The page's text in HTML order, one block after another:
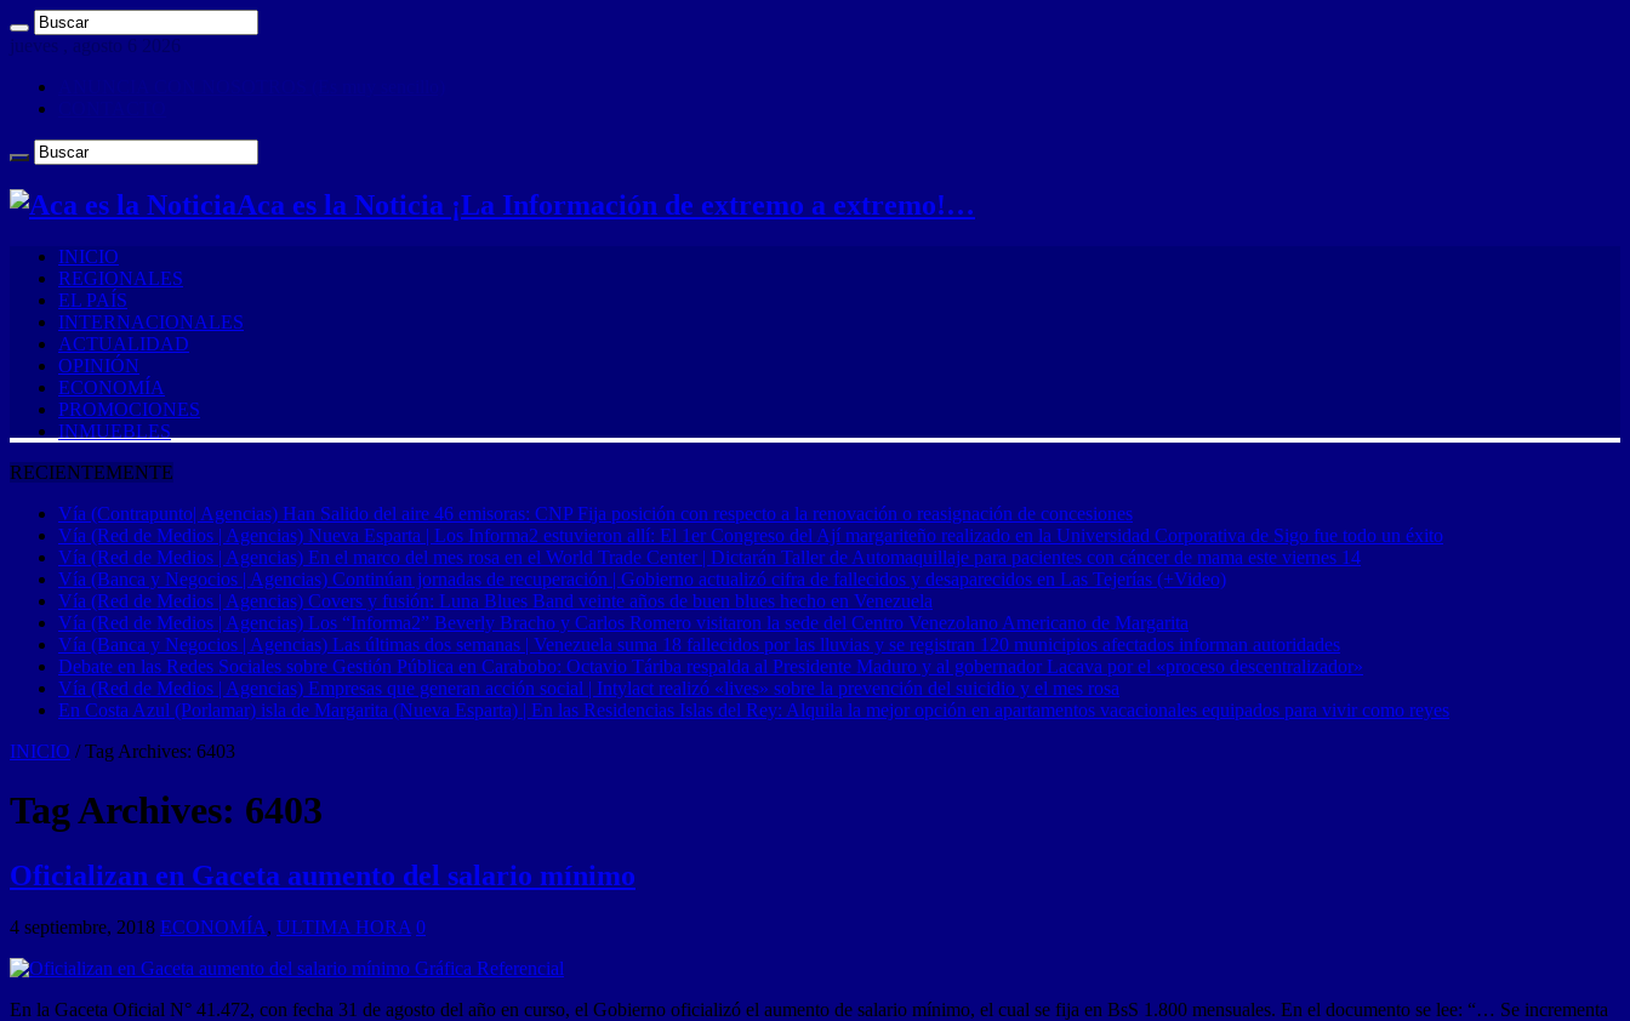
jueves , agosto 6 2026
Aca es la Noticia ¡La Información de extremo a extremo!…
INICIO
REGIONALES
EL PAÍS
INTERNACIONALES
ACTUALIDAD
OPINIÓN
ECONOMÍA
PROMOCIONES
INMUEBLES
RECIENTEMENTE
Vía (Contrapunto| Agencias) Han Salido del aire 46 emisoras: CNP Fija posición con respecto a la renovación o reasignación de concesiones
Vía (Red de Medios | Agencias) Nueva Esparta | Los Informa2 estuvieron allí: El 1er Congreso del Ají margariteño realizado en la Universidad Corporativa de Sigo fue todo un éxito
Vía (Red de Medios | Agencias) En el marco del mes rosa en el World Trade Center | Dictarán Taller de Automaquillaje para pacientes con cáncer de mama este viernes 14
Vía (Banca y Negocios | Agencias) Continúan jornadas de recuperación | Gobierno actualizó cifra de fallecidos y desaparecidos en Las Tejerías (+Video)
Vía (Red de Medios | Agencias) Covers y fusión: Luna Blues Band veinte años de buen blues hecho en Venezuela
Vía (Red de Medios | Agencias) Los “Informa2” Beverly Bracho y Carlos Romero visitaron la sede del Centro Venezolano Americano de Margarita
Vía (Banca y Negocios | Agencias) Las últimas dos semanas | Venezuela suma 18 fallecidos por las lluvias y se registran 120 municipios afectados informan autoridades
Debate en las Redes Sociales sobre Gestión Pública en Carabobo: Octavio Táriba respalda al Presidente Maduro y al gobernador Lacava por el «proceso descentralizador»
Vía (Red de Medios | Agencias) Empresas que generan acción social | Intylact realizó «lives» sobre la prevención del suicidio y el mes rosa
En Costa Azul (Porlamar) isla de Margarita (Nueva Esparta) | En las Residencias Islas del Rey: Alquila la mejor opción en apartamentos vacacionales equipados para vivir como reyes
INICIO / Tag Archives: 6403
Tag Archives: 6403
Oficializan en Gaceta aumento del salario mínimo
4 septiembre, 2018 ECONOMÍA, ULTIMA HORA 0
En la Gaceta Oficial N° 41.472, con fecha 31 de agosto del año en curso, el Gobierno oficializó el aumento de salario mínimo, el cual se fija en BsS 1.800 mensuales. En el documento se lee: “… Se incrementa